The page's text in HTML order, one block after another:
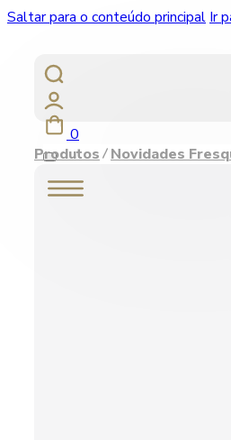
Saltar para o conteúdo principal Ir
0
Produtos
Novidades